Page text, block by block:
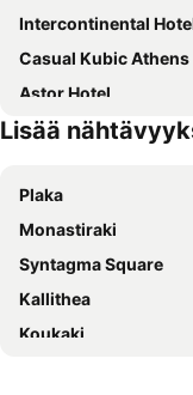
Intercontinental Hotels Athenaeum
Casual Kubic Athens
Astor Hotel
Athens One Smart
Arion Athens Hotel
Alma Hotel
Art Hotel Athens
Kimon Hotel Athens
Piraeus Theoxenia
Lisää
Plaka
Monastiraki
Syntagma Square
Kallithea
Koukaki